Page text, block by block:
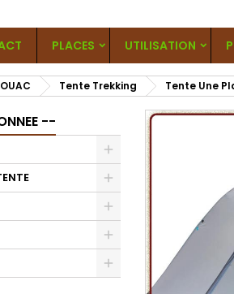
PLACES UTILISATION
Tente Trekking Tente Une
--